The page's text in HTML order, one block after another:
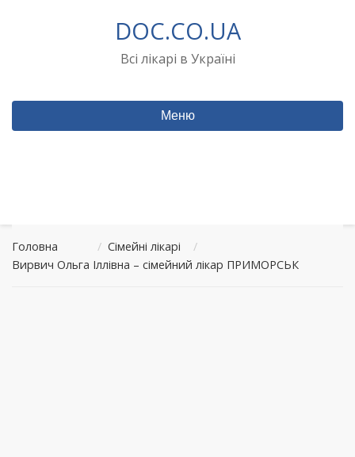
DOC.CO.UA
Всі лікарі в Україні
Меню
Головна / Сімейні лікарі
/
Вирвич Ольга Іллівна – сімейний лікар ПРИМОРСЬК